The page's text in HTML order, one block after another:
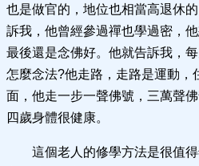
也是做官的，地位也相當高退休
訴我，他曾經參過禪也學過密，
最後還是念佛好。他就告訴我，
怎麼念法?他走路，走路是運動，
面，他走一步一聲佛號，三萬聲
四歲身體很健康。
這個老人的修學方法是很值